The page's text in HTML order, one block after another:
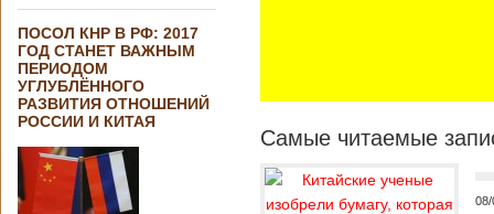
ПОСОЛ КНР В РФ: 2017
ГОД СТАНЕТ ВАЖНЫМ
ПЕРИОДОМ
УГЛУБЛЁННОГО
РАЗВИТИЯ ОТНОШЕНИЙ
РОССИИ И КИТАЯ
Самые читаемые
08/